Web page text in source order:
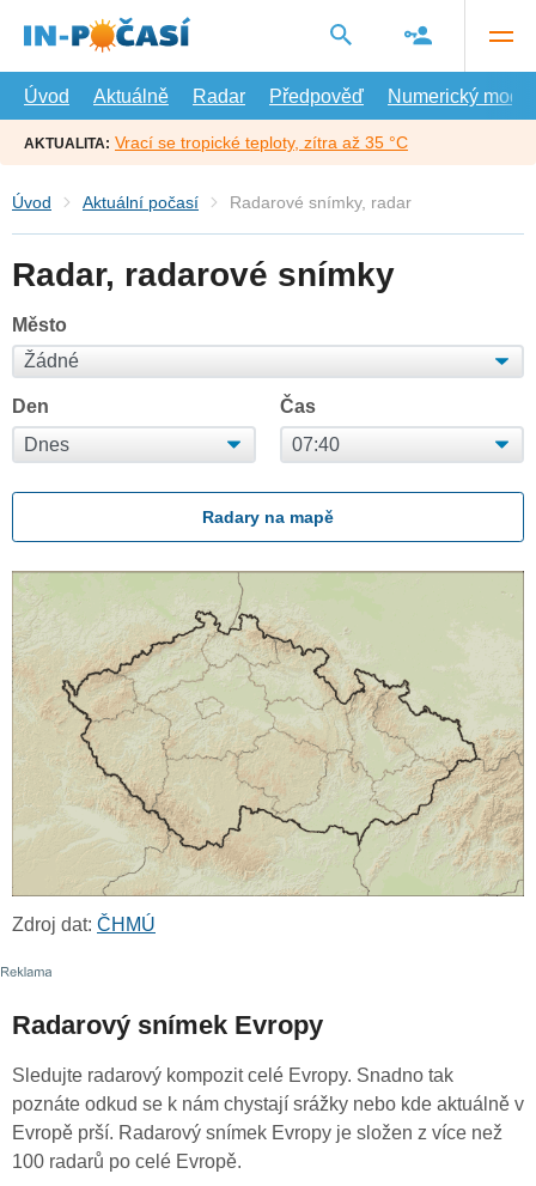
hlavní
Úvod
Aktuálně Radar Předpověď Numerický model
AKTUALITA: Vrací se tropické teploty, zítra až 35 °C
Úvod Aktuální počasí Radarové snímky, radar
Radar, radarové snímky
Město
Den Čas
Radary na mapě
Zdroj dat: ČHMÚ
Radarový snímek Evropy
Sledujte radarový kompozit celé Evropy. Snadno tak
poznáte odkud se k nám chystají srážky nebo kde aktuálně v
Evropě prší. Radarový snímek Evropy je složen z více než
100 radarů po celé Evropě.